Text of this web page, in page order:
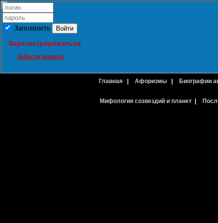
Запомнить
Зарегистрироваться
Забыли пароль
Главная Афоризмы Биографии
Мифология созвездий и планет|